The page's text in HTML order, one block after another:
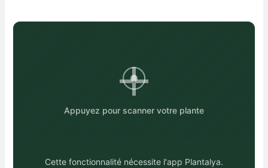
Appuyez pour scanner votre plante
Cette fonctionnalité nécessite l'app Plantalya.